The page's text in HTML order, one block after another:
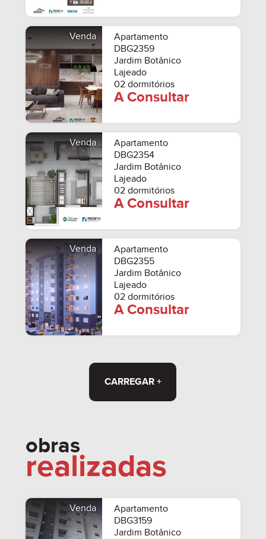
Venda
Apartamento
DBG2359
Jardim Botânico
Lajeado
02 dormitórios
A Consultar
Venda
Apartamento
DBG2354
Jardim Botânico
Lajeado
02 dormitórios
A Consultar
Venda
Apartamento
DBG2355
Jardim Botânico
Lajeado
02 dormitórios
A Consultar
CARREGAR +
obras
realizadas
Venda
Apartamento
DBG3159
Jardim Botânico